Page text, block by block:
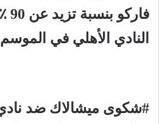
النادي الأهلي في
#شكوى ميشالاك ضد نادي